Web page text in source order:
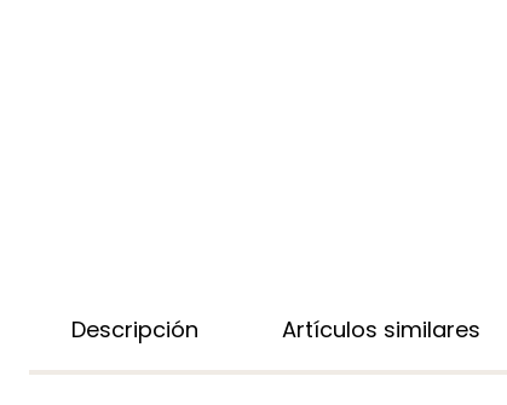
Descripción Artículos similares